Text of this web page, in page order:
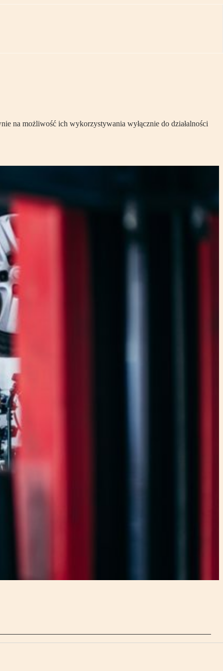
na możliwość ich wykorzystywania wyłącznie do działalności